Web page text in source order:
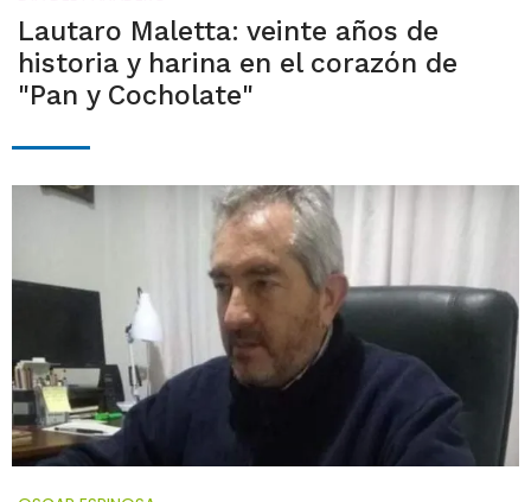
Lautaro Maletta: veinte años de
historia y harina en el corazón de
"Pan y Cocholate"